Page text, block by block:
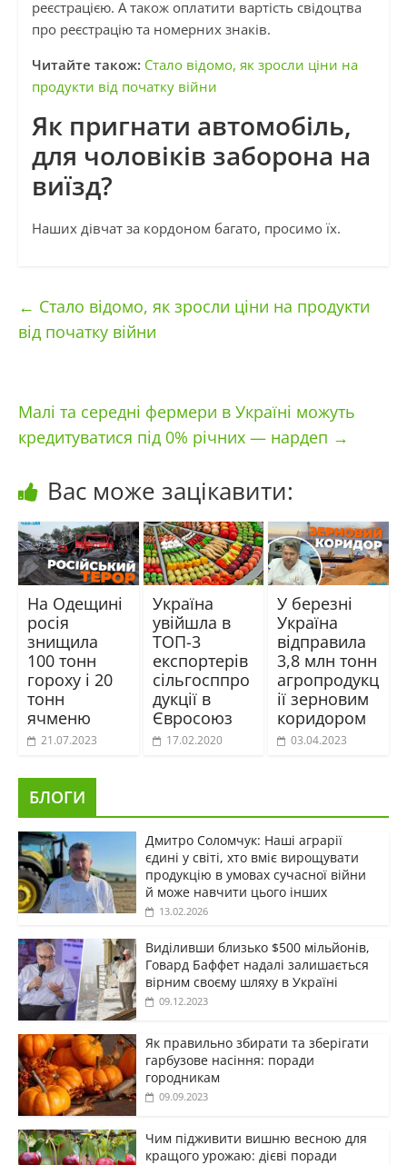
реєстрацією. А також оплатити вартість свідоцтва
про реєстрацію та номерних знаків.
Читайте також: Стало відомо, як зросли ціни на
продукти від початку війни
Як пригнати автомобіль,
для чоловіків заборона на
виїзд?
Наших дівчат за кордоном багато, просимо їх.
← Стало відомо, як зросли ціни на продукти
від початку війни
Малі та середні фермери в Україні можуть
кредитуватися під 0% річних — нардеп →
Вас може зацікавити:
На Одещині
росія
знищила
100 тонн
гороху і 20
тонн
ячменю
21.07.2023
Україна
увійшла в
ТОП-3
експортерів
сільгосппро
дукції в
Євросоюз
17.02.2020
У березні
Україна
відправила
3,8 млн тонн
агропродукц
ії зерновим
коридором
03.04.2023
БЛОГИ
Дмитро Соломчук: Наші аграрії
єдині у світі, хто вміє вирощувати
продукцію в умовах сучасної війни
й може навчити цього інших
13.02.2026
Виділивши близько $500 мільйонів,
Говард Баффет надалі залишається
вірним своєму шляху в Україні
09.12.2023
Як правильно збирати та зберігати
гарбузове насіння: поради
городникам
09.09.2023
Чим підживити вишню весною для
кращого урожаю: дієві поради